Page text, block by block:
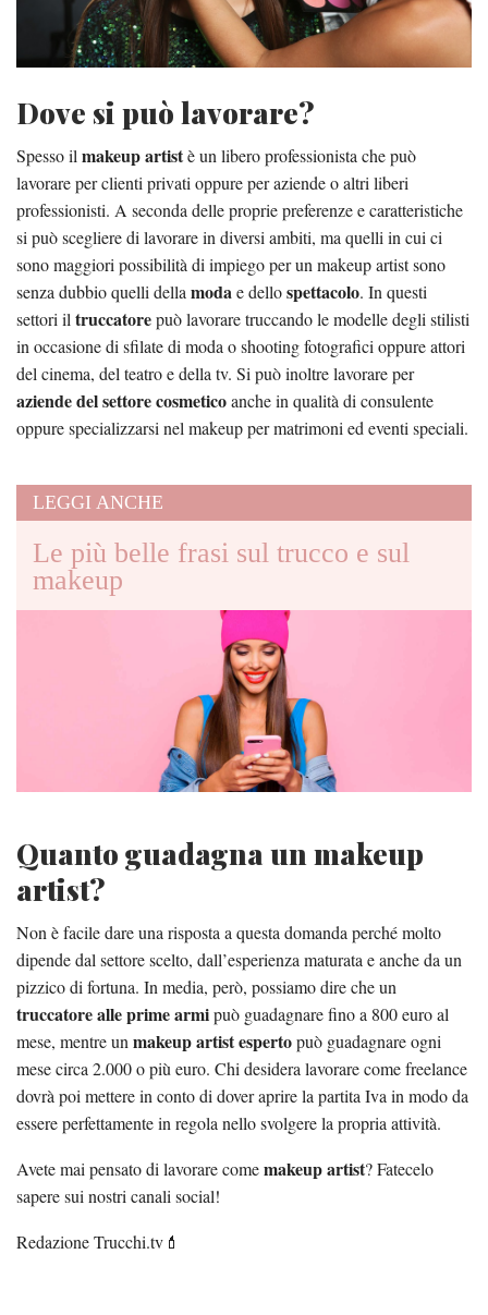
Dove si può lavorare?
Spesso il makeup artistè un libero professionista che può
lavorare per clienti privati oppure per aziende o altri liberi
professionisti. A seconda delle proprie preferenze e caratteristiche
si può scegliere di lavorare in diversi ambiti, ma quelli in cui ci
sono maggiori possibilità di impiego per un makeup artist sono
senza dubbio quelli della modae dellospettacolo. In questi
settori il truccatorepuò lavorare truccando le modelle degli stilisti
in occasione di sfilate di moda o shooting fotografici oppure attori
del cinema, del teatro e della tv. Si può inoltre lavorare per
aziende del settore cosmeticoanche in qualità di consulente
oppure specializzarsi nel makeup per matrimoni ed eventi speciali.
LEGGI ANCHE
Le più belle frasi sul trucco e sul
makeup
Quanto guadagna un makeup
artist?
Non è facile dare una risposta a questa domanda perché molto
dipende dal settore scelto, dall’esperienza maturata e anche da un
pizzico di fortuna. In media, però, possiamo dire che un
truccatore alle prime armipuò guadagnare fino a 800 euro al
mese, mentre un makeup artist espertopuò guadagnare ogni
mese circa 2.000 o più euro. Chi desidera lavorare come freelance
dovrà poi mettere in conto di dover aprire la partita Iva in modo da
essere perfettamente in regola nello svolgere la propria attività.
Avete mai pensato di lavorare comemakeup artist? Fatecelo
sapere sui nostri canali social!
Redazione Trucchi.tv💄